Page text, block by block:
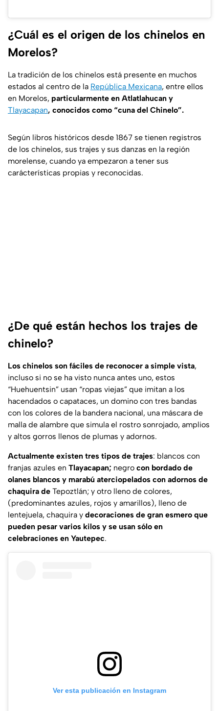
¿Cuál es el origen de los chinelos en
Morelos?
La tradición de los chinelos está presente en muchos
estados al centro de la República Mexicana, entre ellos
en Morelos, particularmente en Atlatlahucan y
Tlayacapan, conocidos como “cuna del Chinelo”.
Según libros históricos desde 1867 se tienen registros
de los chinelos, sus trajes y sus danzas en la región
morelense, cuando ya empezaron a tener sus
carácterísticas propias y reconocidas.
¿De qué están hechos los trajes de
chinelo?
Los chinelos son fáciles de reconocer a simple vista,
incluso si no se ha visto nunca antes uno, estos
“Huehuentsin” usan “ropas viejas” que imitan a los
hacendados o capataces, un domino con tres bandas
con los colores de la bandera nacional, una máscara de
malla de alambre que simula el rostro sonrojado, amplios
y altos gorros llenos de plumas y adornos.
Actualmente existen tres tipos de trajes: blancos con
franjas azules en Tlayacapan; negro con bordado de
olanes blancos y marabú aterciopelados con adornos de
chaquira de Tepoztlán; y otro lleno de colores,
(predominantes azules, rojos y amarillos), lleno de
lentejuela, chaquira y decoraciones de gran esmero que
pueden pesar varios kilos y se usan sólo en
celebraciones en Yautepec.
Ver esta publicación en Instagram